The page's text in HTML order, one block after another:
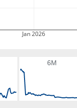
Jan 2026
6M